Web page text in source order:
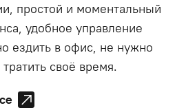
простой и моментальный
удобное управление
ездить в офис, не нужно
своё время.